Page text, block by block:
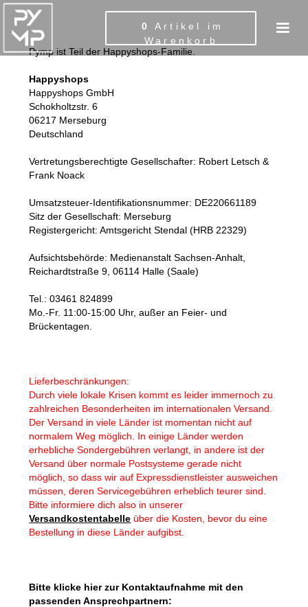
0
Artikel im
Warenkorb
Pymp ist Teil der Happyshops-Familie.
Happyshops
Happyshops GmbH
Schokholtzstr. 6
06217 Merseburg
Deutschland
Vertretungsberechtigte Gesellschafter: Robert Letsch &
Frank Noack
Umsatzsteuer-Identifikationsnummer: DE220661189
Sitz der Gesellschaft: Merseburg
Registergericht: Amtsgericht Stendal (HRB 22329)
Aufsichtsbehörde: Medienanstalt Sachsen-Anhalt,
Reichardtstraße 9, 06114 Halle (Saale)
Tel.: 03461 824899
Mo.-Fr. 11:00-15:00 Uhr, außer an Feier- und
Brückentagen.
Lieferbeschränkungen:
Durch viele lokale Krisen kommt es leider immernoch zu
zahlreichen Besonderheiten im internationalen Versand.
Der Versand in viele Länder ist momentan nicht auf
normalem Weg möglich. In einige Länder werden
erhebliche Sondergebühren verlangt, in andere ist der
Versand über normale Postsysteme gerade nicht
möglich, so dass wir auf Expressdienstleister ausweichen
müssen, deren Servicegebühren erheblich teurer sind.
Bitte informiere dich also in unserer
Versandkostentabelle über die Kosten, bevor du eine
Bestellung in diese Länder aufgibst.
Bitte klicke hier zur Kontaktaufnahme mit den
passenden Ansprechpartnern: